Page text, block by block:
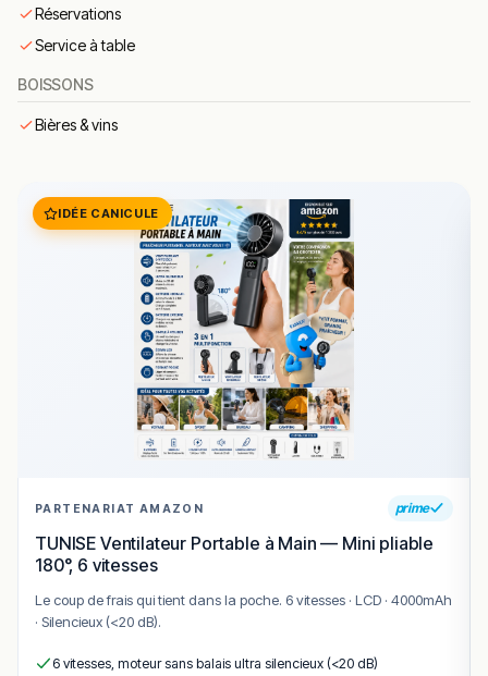
Réservations
Service à table
BOISSONS
Bières & vins
IDÉE CANICULE
PARTENARIAT AMAZON prime
TUNISE Ventilateur Portable à Main — Mini pliable
180°, 6 vitesses
Le coup de frais qui tient dans la poche. 6 vitesses · LCD · 4000mAh
· Silencieux (<20 dB).
6 vitesses, moteur sans balais ultra silencieux (<20 dB)